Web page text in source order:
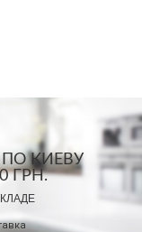
КИЕВУ
ГРН.